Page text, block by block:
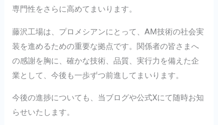
専門性をさらに高めてまいります。
藤沢工場は、プロメシアンにとって、AM技術の社会実
装を進めるための重要な拠点です。関係者の皆さまへ
の感謝を胸に、確かな技術、品質、実行力を備えた企
業として、今後も一歩ずつ前進してまいります。
今後の進捗についても、当ブログや公式Xにて随時お知
らせいたします。